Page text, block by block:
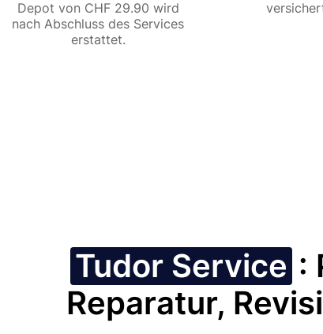
Depot von CHF 29.90 wird
nach Abschluss des Services
erstattet.
Tudor Service :
Reparatur,